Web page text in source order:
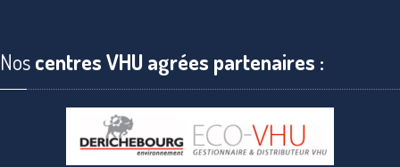
Noscentres VHU agrées partenaires :